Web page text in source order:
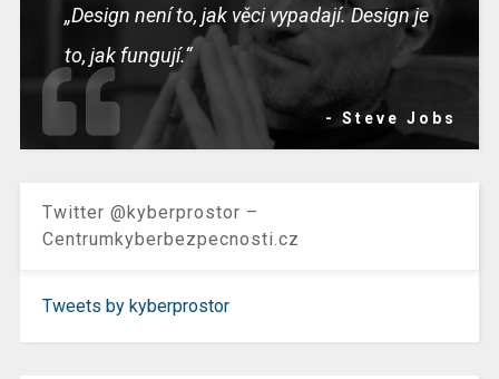
„Design není to, jak věci vypadají. Design je
to, jak fungují.“
- Steve Jobs
Twitter @kyberprostor –
Centrumkyberbezpecnosti.cz
Tweets by kyberprostor